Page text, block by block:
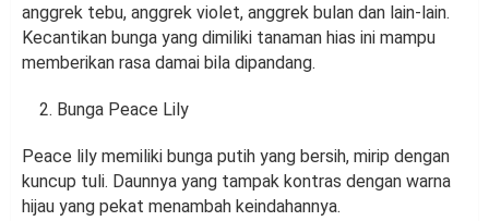
anggrek tebu, anggrek violet, anggrek bulan dan lain-lain.
Kecantikan bunga yang dimiliki tanaman hias ini mampu
memberikan rasa damai bila dipandang.
Bunga Peace Lily
Peace lily memiliki bunga putih yang bersih, mirip dengan
kuncup tuli. Daunnya yang tampak kontras dengan warna
hijau yang pekat menambah keindahannya.